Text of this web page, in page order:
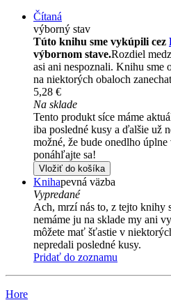
Čítaná
výborný stav
Túto knihu sme vykúpili cez
výbornom stave.Rozdiel
asi ani nespoznali. Knihu sme
na niektorých obaloch
5,28 €
Na sklade
Tento produkt síce máme
iba posledné kusy a ďalšie už
možné, že bude onedlho
ponáhľajte sa!
Vložiť do košíka
Knihapevná väzba
Vypredané
Ach, mrzí nás to, z tejto knihy
nemáme ju na sklade my ani
môžete mať šťastie v
nepredali posledné kusy.
Pridať do zoznamu
Hore